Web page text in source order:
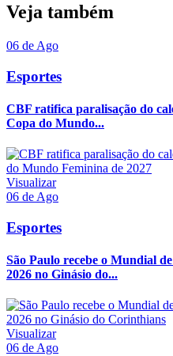
Veja também
06 de Ago
Esportes
CBF ratifica paralisação do
Copa do Mundo...
Visualizar
06 de Ago
Esportes
São Paulo recebe o Mundial
2026 no Ginásio do...
Visualizar
06 de Ago